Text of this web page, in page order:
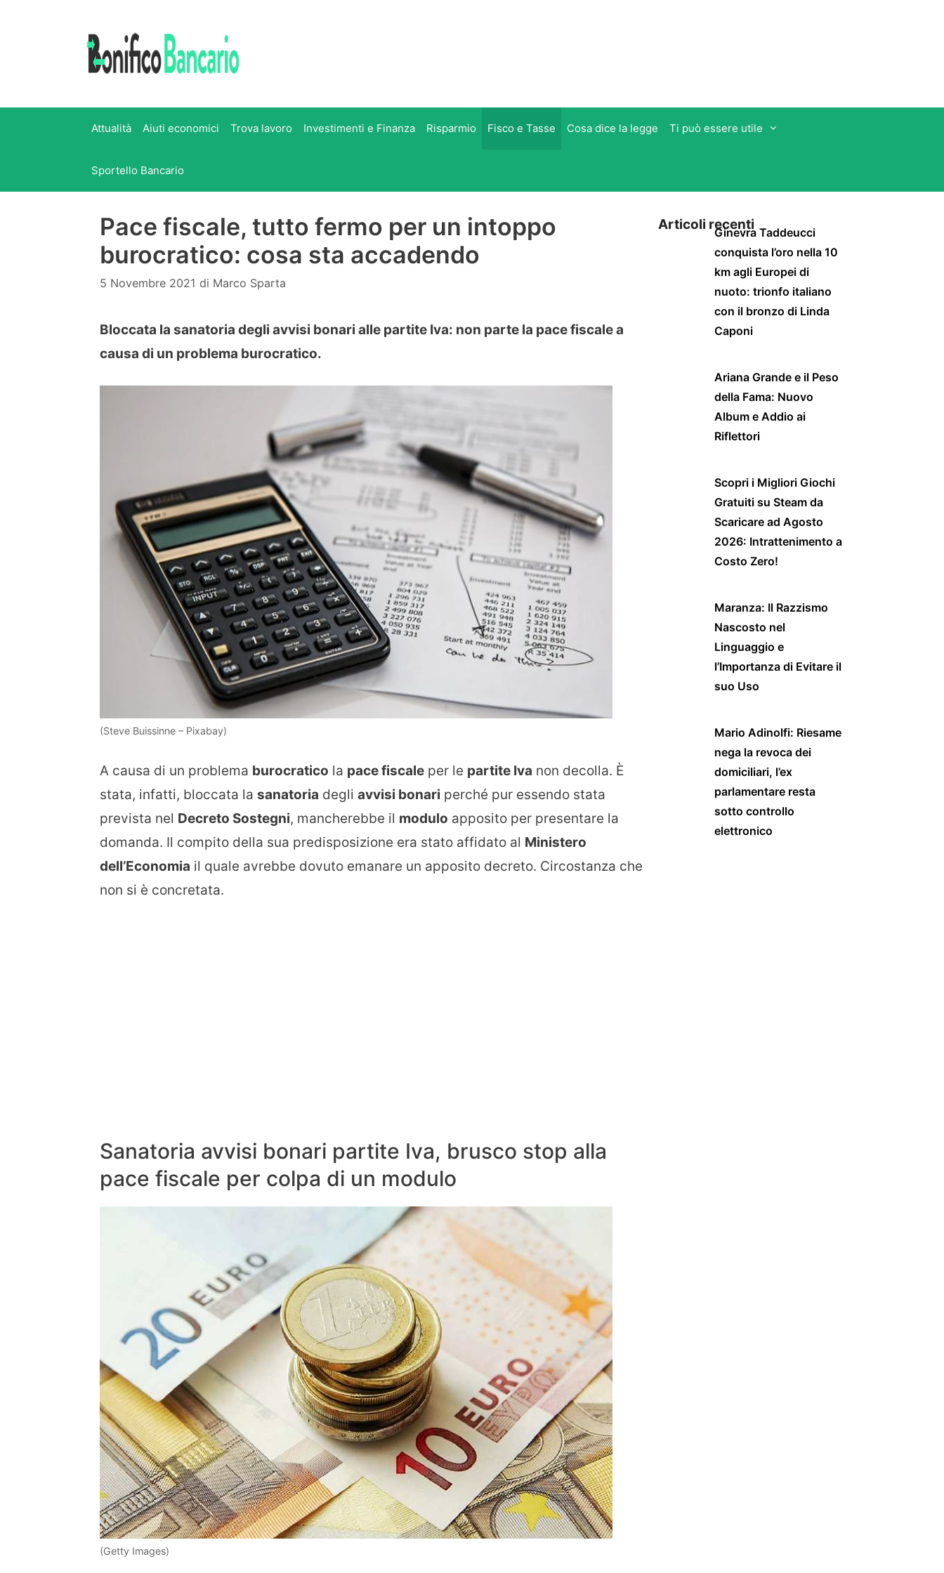
Attualità Aiuti economici Trova lavoro Investimenti e Finanza Risparmio Fisco e Tasse Cosa dice la legge Ti può essere utile
Sportello Bancario
Pace fiscale, tutto fermo per un intoppo
burocratico: cosa sta accadendo
5 Novembre 2021 di Marco Sparta
Bloccata la sanatoria degli avvisi bonari alle partite Iva: non parte la pace fiscale a
causa di un problema burocratico.
(Steve Buissinne – Pixabay)
A causa di un problema burocratico la pace fiscale per le partite Iva non decolla. È
stata, infatti, bloccata la sanatoria degli avvisi bonari perché pur essendo stata
prevista nel Decreto Sostegni, mancherebbe il modulo apposito per presentare la
domanda. Il compito della sua predisposizione era stato affidato al Ministero
dell’Economia il quale avrebbe dovuto emanare un apposito decreto. Circostanza che
non si è concretata.
Sanatoria avvisi bonari partite Iva, brusco stop alla
pace fiscale per colpa di un modulo
(Getty Images)
Articoli recentiGinevra Taddeucci
conquista l’oro nella 10
km agli Europei di
nuoto: trionfo italiano
con il bronzo di Linda
Caponi
Ariana Grande e il Peso
della Fama: Nuovo
Album e Addio ai
Riflettori
Scopri i Migliori Giochi
Gratuiti su Steam da
Scaricare ad Agosto
2026: Intrattenimento a
Costo Zero!
Maranza: Il Razzismo
Nascosto nel
Linguaggio e
l’Importanza di Evitare il
suo Uso
Mario Adinolfi: Riesame
nega la revoca dei
domiciliari, l’ex
parlamentare resta
sotto controllo
elettronico